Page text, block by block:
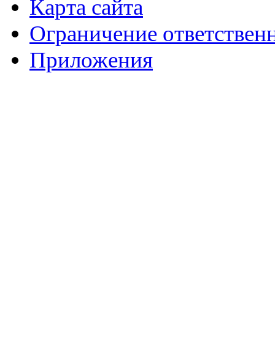
Карта сайта
Ограничение
Приложения